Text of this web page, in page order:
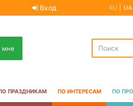
Вход RU UA
мне
ПРАЗДНИКАМ ПО ИНТЕРЕСАМ ПО